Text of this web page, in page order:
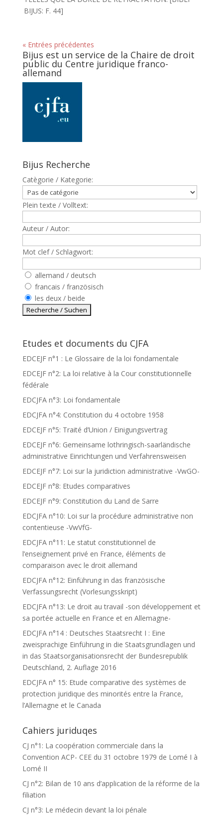
BIJUS: F. 44]
« Entrées précédentes
Bijus est un service de la Chaire de droit
public du Centre juridique franco-
allemand
Bijus Recherche
Catègorie / Kategorie:
Plein texte / Volltext:
Auteur / Autor:
Mot clef / Schlagwort:
allemand / deutsch
francais / französisch
les deux / beide
Etudes et documents du CJFA
EDCEJF n°1 : Le Glossaire de la loi fondamentale
EDCEJF n°2: La loi relative à la Cour constitutionnelle
fédérale
EDCJFA n°3: Loi fondamentale
EDCJFA n°4: Constitution du 4 octobre 1958
EDCEJF n°5: Traité d’Union / Einigungsvertrag
EDCEJF n°6: Gemeinsame lothringisch-saarländische
administrative Einrichtungen und Verfahrensweisen
EDCEJF n°7: Loi sur la juridiction administrative -VwGO-
EDCEJF n°8: Etudes comparatives
EDCEJF n°9: Constitution du Land de Sarre
EDCJFA n°10: Loi sur la procédure administrative non
contentieuse -VwVfG-
EDCJFA n°11: Le statut constitutionnel de
l’enseignement privé en France, éléments de
comparaison avec le droit allemand
EDCJFA n°12: Einführung in das französische
Verfassungsrecht (Vorlesungsskript)
EDCJFA n°13: Le droit au travail -son développement et
sa portée actuelle en France et en Allemagne-
EDCJFA n°14 : Deutsches Staatsrecht I : Eine
zweisprachige Einführung in die Staatsgrundlagen und
in das Staatsorganisationsrecht der Bundesrepublik
Deutschland, 2. Auflage 2016
EDCJFA n° 15: Etude comparative des systèmes de
protection juridique des minorités entre la France,
l’Allemagne et le Canada
Cahiers juriduqes
CJ n°1: La coopération commerciale dans la
Convention ACP- CEE du 31 octobre 1979 de Lomé I à
Lomé II
CJ n°2: Bilan de 10 ans d’application de la réforme de la
filiation
CJ n°3: Le médecin devant la loi pénale